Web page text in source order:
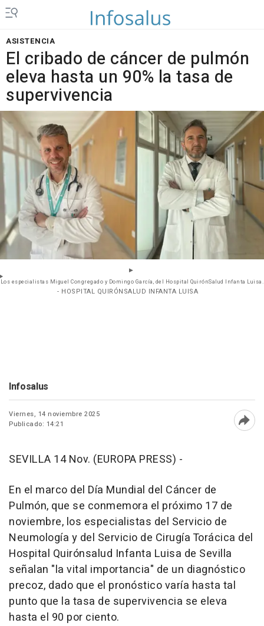
ASISTENCIA
El cribado de cáncer de pulmón
eleva hasta un 90% la tasa de
supervivencia
Los especialistas Miguel Congregado y Domingo García, del Hospital QuirónSalud Infanta Luisa.
- HOSPITAL QUIRÓNSALUD INFANTA LUISA
Infosalus
Viernes, 14 noviembre 2025
Publicado: 14:21
SEVILLA 14 Nov. (EUROPA PRESS) -
En el marco del Día Mundial del Cáncer de
Pulmón, que se conmemora el próximo 17 de
noviembre, los especialistas del Servicio de
Neumología y del Servicio de Cirugía Torácica del
Hospital Quirónsalud Infanta Luisa de Sevilla
señalan "la vital importancia" de un diagnóstico
precoz, dado que el pronóstico varía hasta tal
punto que la tasa de supervivencia se eleva
hasta el 90 por ciento.